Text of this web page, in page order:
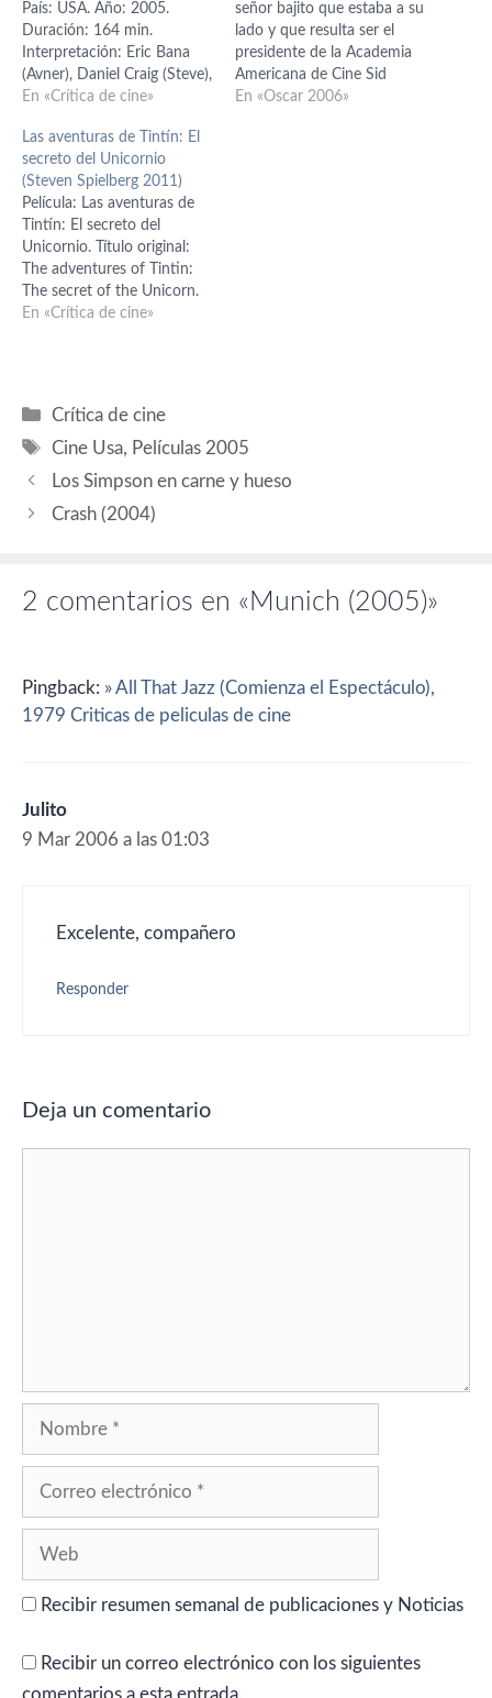
País: USA. Año: 2005.
Duración: 164 min.
Interpretación: Eric Bana
(Avner), Daniel Craig (Steve),
Ciarán Hinds (Carl), Mathieu
Zischler (Hans), Geoffrey
Rush (Ephraim), Ayelet
Zurer (Daphna), Omar
Metwally (Ali), Ami
Weinberg (General Zamir),
Michael Lonsdale (Papa),
Valeria Bruni Tedeschi
(Sylvie), Yvan Attal (Tony),
Lynn…
En «Crítica de cine»
señor bajito que estaba a su
lado y que resulta ser el
presidente de la Academia
Americana de Cine Sid
Ganis, han dado esta tarde
En «Oscar 2006»
Las aventuras de Tintín: El
secreto del Unicornio
(Steven Spielberg 2011)
Película: Las aventuras de
Tintín: El secreto del
Unicornio. Título original:
The adventures of Tintin:
The secret of the Unicorn.
Dirección: Steven Spielberg.
(Tintín), Andy Serkis
(capitán Haddock), Daniel
Pegg (Hernández), Nick
Frost (Fernández),…
En «Crítica de cine»
Categorías
Crítica de cine
Etiquetas
Cine Usa, Películas 2005
Los Simpson en carne y hueso
Crash (2004)
2 comentarios en «Munich (2005)»
Pingback: » All That Jazz (Comienza el Espectáculo),
1979 Criticas de peliculas de cine
Julito
9 Mar 2006 a las 01:03
Excelente, compañero
Responder
Deja un comentario
Recibir resumen semanal de publicaciones y Noticias
Recibir un correo electrónico con los siguientes
comentarios a esta entrada.